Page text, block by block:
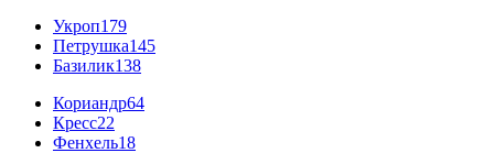
Укроп179
Петрушка145
Базилик138
Кориандр64
Кресс22
Фенхель18